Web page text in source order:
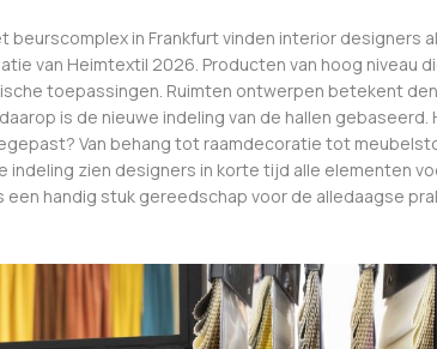
beurscomplex in Frankfurt vinden interior designers
van Heimtextil 2026. Producten van hoog niveau
toepassingen. Ruimten ontwerpen betekent
is de nieuwe indeling van de hallen gebaseerd.
Van behang tot raamdecoratie tot
indeling zien designers in korte tijd alle elementen
een handig stuk gereedschap voor de alledaagse